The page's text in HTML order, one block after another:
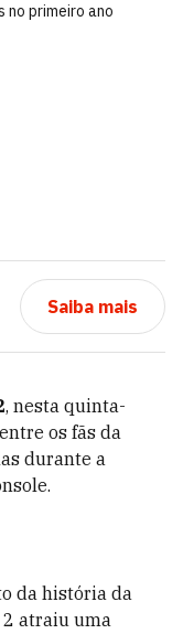
no primeiro ano
Saiba mais
, nesta quinta-
os fãs da
durante a
da história da
2 atraiu uma